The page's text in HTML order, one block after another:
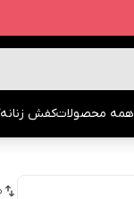
همه محصولاتکفش زنانه